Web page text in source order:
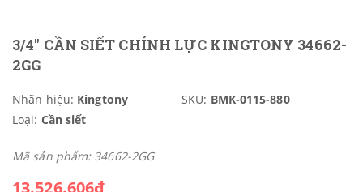
3/4" CẦN SIẾT CHỈNH LỰC KINGTONY 34662-
2GG
Nhãn hiệu: Kingtony SKU: BMK-0115-880
Loại: Cần siết
Mã sản phẩm: 34662-2GG